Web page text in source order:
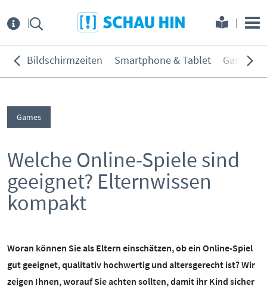
Bildschirmzeiten Smartphone & Tablet Games
Games
Welche Online-Spiele sind
geeignet? Elternwissen
kompakt
Woran können Sie als Eltern einschätzen, ob ein Online-Spiel
gut geeignet, qualitativ hochwertig und altersgerecht ist? Wir
zeigen Ihnen, worauf Sie achten sollten, damit ihr Kind sicher
Über
Service
KONTAKT
INITIATIVE
PARTNER
KOOPERATIONEN
BEIRAT
BOTSCHAFTERINNEN
ELTERNANGEBOTE
MEDIENKURSE
ONLINE-GAME
PRESSE
MEDIATHEK
MEDIENCOACHES
THEMEN:
Bildschirmzeiten
Smartphone & Tablet
Soziale Netzwerke
Filme & Serien
Surfen